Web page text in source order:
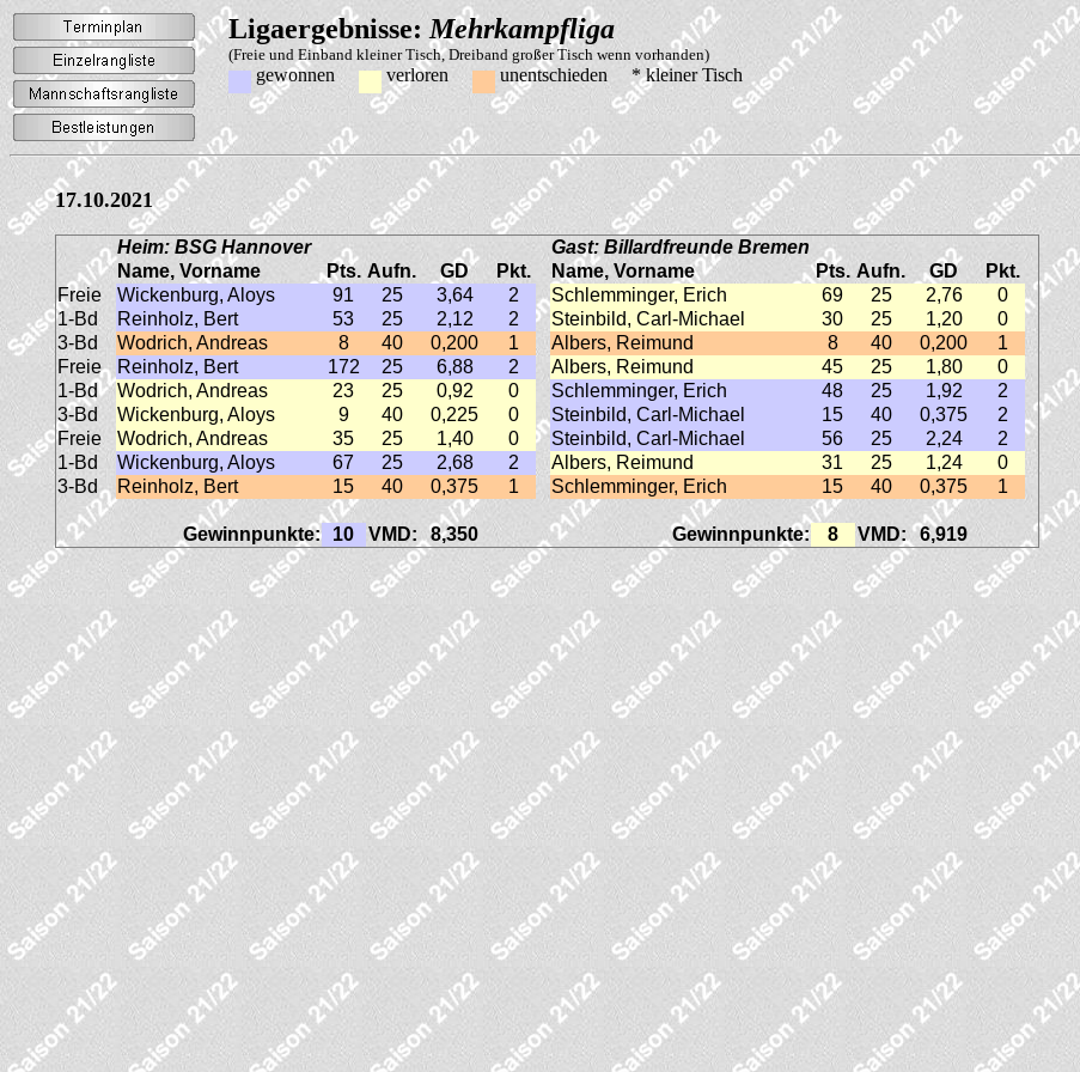
Ligaergebnisse: Mehrkampfliga
(Freie und Einband kleiner Tisch, Dreiband großer Tisch wenn vorhanden)
gewonnen verloren unentschieden * kleiner Tisch
17.10.2021
Heim: BSG Hannover
Gast: Billardfreunde Bremen
Name, Vorname
Pts. Aufn. GD Pkt. Name, Vorname Pts. Aufn. GD
Pkt.
Freie
Wickenburg, Aloys 91 25 3,64 2 Schlemminger, Erich 69 25 2,76
0
1-Bd
Reinholz, Bert 53 25 2,12 2 Steinbild, Carl-Michael 30 25 1,20
0
3-Bd
Wodrich, Andreas 8 40 0,200 1 Albers, Reimund 8 40 0,200
1
Freie
Reinholz, Bert 172 25 6,88 2 Albers, Reimund 45 25 1,80
0
1-Bd
Wodrich, Andreas 23 25 0,92 0 Schlemminger, Erich 48 25 1,92
2
3-Bd
Wickenburg, Aloys 9 40 0,225 0 Steinbild, Carl-Michael 15 40 0,375
2
Freie
Wodrich, Andreas 35 25 1,40 0 Steinbild, Carl-Michael 56 25 2,24
2
1-Bd
Wickenburg, Aloys 67 25 2,68 2 Albers, Reimund 31 25 1,24
0
3-Bd
Reinholz, Bert 15 40 0,375 1 Schlemminger, Erich 15 40 0,375 1
Gewinnpunkte: 10 VMD: 8,350 Gewinnpunkte: 8 VMD: 6,919